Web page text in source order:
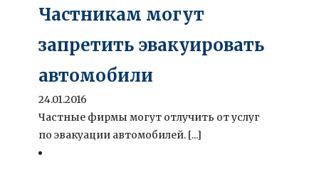
Частникам могут
запретить эвакуировать
автомобили
24.01.2016
Частные фирмы могут отлучить от услуг
по эвакуации автомобилей. [...]